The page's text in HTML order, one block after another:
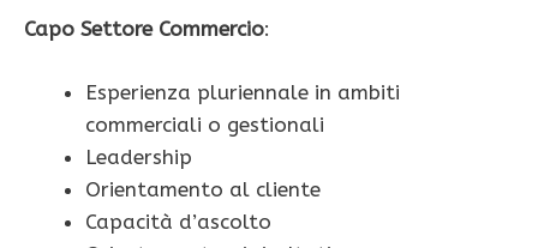
Capo Settore Commercio:
Esperienza pluriennale in ambiti
commerciali o gestionali
Leadership
Orientamento al cliente
Capacità d’ascolto